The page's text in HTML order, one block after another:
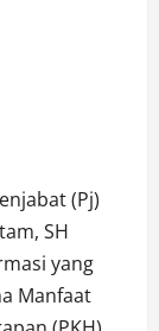
(Pj)
SH
yang
Manfaat